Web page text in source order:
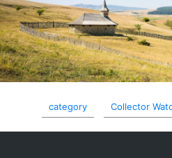
category Collector